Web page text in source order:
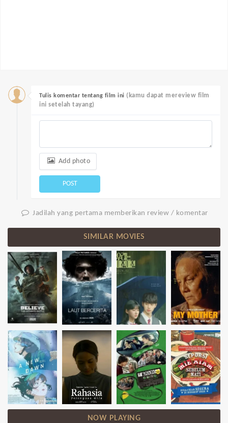
Tulis komentar tentang film ini (kamu dapat mereview film
ini setelah tayang)
Add photo
POST
Jadilah yang pertama memberikan review / komentar
SIMILAR MOVIES
NOW PLAYING